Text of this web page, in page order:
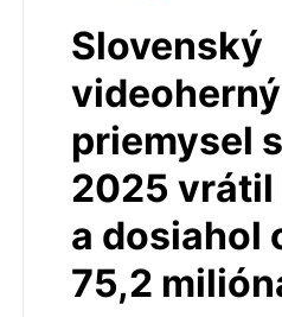
Slovenský
videoherný
priemysel
2025 vrátil
a dosiahol
75,2